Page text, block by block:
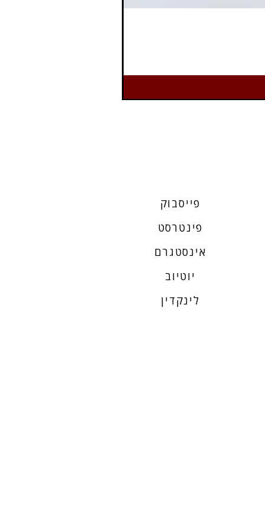
פייסבוק
פינטרסט
אינסטגרם
יוטיוב
לינקדין